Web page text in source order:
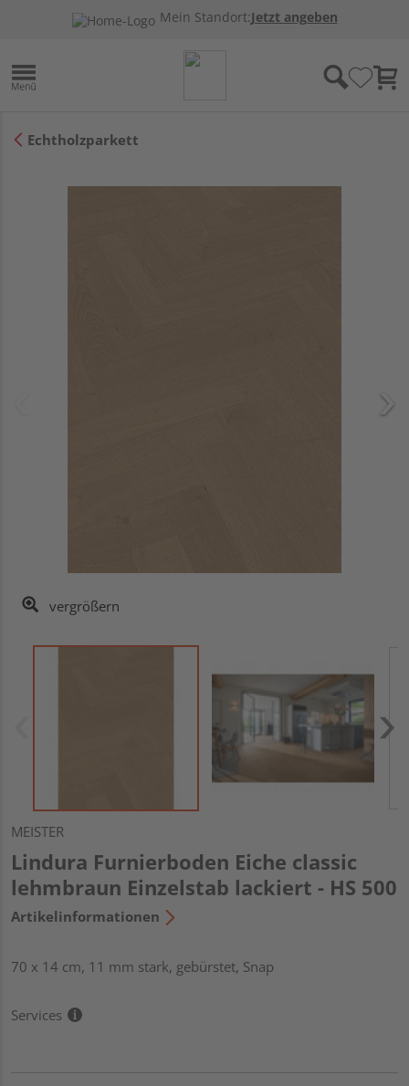
Mein Standort:Jetzt angeben
Echtholzparkett
vergrößern
MEISTER
Lindura Furnierboden Eiche classic
lehmbraun Einzelstab lackiert - HS 500
Artikelinformationen
70 x 14 cm, 11 mm stark, gebürstet, Snap
Services